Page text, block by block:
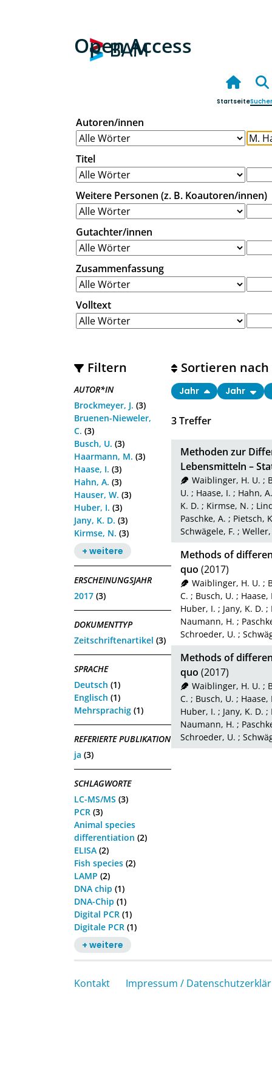
Open Access
Startseite
Autoren/innen
Titel
Weitere Personen (z. B. Koautoren/innen)
Gutachter/innen
Zusammenfassung
Volltext
Filtern
AUTOR*IN
Brockmeyer, J. (3)
Bruenen-Nieweler,
C. (3)
Busch, U. (3)
Haarmann, M. (3)
Haase, I. (3)
Hahn, A. (3)
Hauser, W. (3)
Huber, I. (3)
Jany, K. D. (3)
Kirmse, N. (3)
+ weitere
ERSCHEINUNGSJAHR
2017 (3)
DOKUMENTTYP
Zeitschriftenartikel (3)
SPRACHE
Deutsch (1)
Englisch (1)
Mehrsprachig (1)
REFERIERTE PUBLIKATION
ja (3)
SCHLAGWORTE
LC-MS/MS (3)
PCR (3)
Animal species
differentiation (2)
ELISA (2)
Fish species (2)
LAMP (2)
DNA chip (1)
DNA-Chip (1)
Digital PCR (1)
Digitale PCR (1)
+ weitere
3Treffer
Sortieren nach
Jahr Jahr
Methoden zur
Lebensmitteln –
Waiblinger, H. U. ;
U. ; Haase, I. ; Hahn, A.
K. D. ; Kirmse, N. ;
Paschke, A. ; Pietsch,
Schwägele, F. ;
Methods of
quo (2017)
Waiblinger, H. U. ;
C. ; Busch, U. ; Haase,
Huber, I. ; Jany, K. D. ;
Naumann, H. ;
Schroeder, U. ;
Methods of
quo (2017)
Waiblinger, H. U. ;
C. ; Busch, U. ; Haase,
Huber, I. ; Jany, K. D. ;
Naumann, H. ;
Schroeder, U. ;
Kontakt Impressum /